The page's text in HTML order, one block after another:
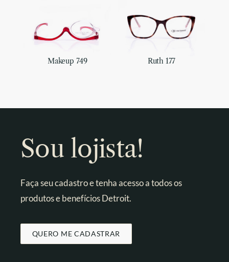
Makeup 749 Ruth 177
Sou lojista!
Faça seu cadastro e tenha acesso a todos os
produtos e benefícios Detroit.
QUERO ME CADASTRAR